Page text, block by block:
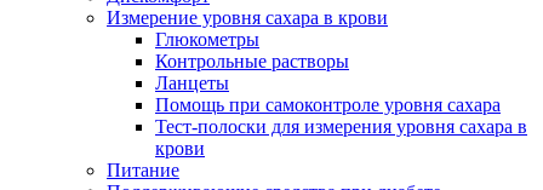
Измерение уровня сахара в крови
Глюкометры
Контрольные растворы
Ланцеты
Помощь при самоконтроле уровня сахара
Тест-полоски для измерения уровня сахара в
крови
Питание